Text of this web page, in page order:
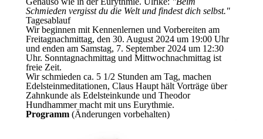
Schmieden vergisst du die Welt und findest dich selbst."
Tagesablauf
Wir beginnen mit Kennenlernen und Vorbereiten am
Freitagnachmittag, den 30. August 2024 um 19:00 Uhr
und enden am Samstag, 7. September 2024 um 12:30
Uhr. Sonntagnachmittag und Mittwochnachmittag ist
freie Zeit.
Wir schmieden ca. 5 1/2 Stunden am Tag, machen
Edelsteinmeditationen, Claus Haupt hält Vorträge über
Zahnkunde als Edelsteinkunde und Theodor
Hundhammer macht mit uns Eurythmie.
Programm (Änderungen vorbehalten)